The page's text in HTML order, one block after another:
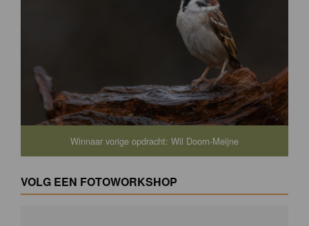
Winnaar vorige opdracht: Wil Doorn-Meijne
VOLG EEN FOTOWORKSHOP